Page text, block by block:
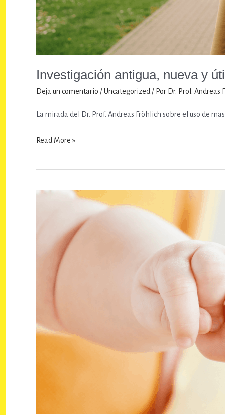
Investigación antigua, nueva y
Deja un comentario /Uncategorized/ Por Dr. Prof. Andreas
La mirada del Dr. Prof. Andreas Fröhlich sobre el uso de
Investigación
nueva
útil
Read More »